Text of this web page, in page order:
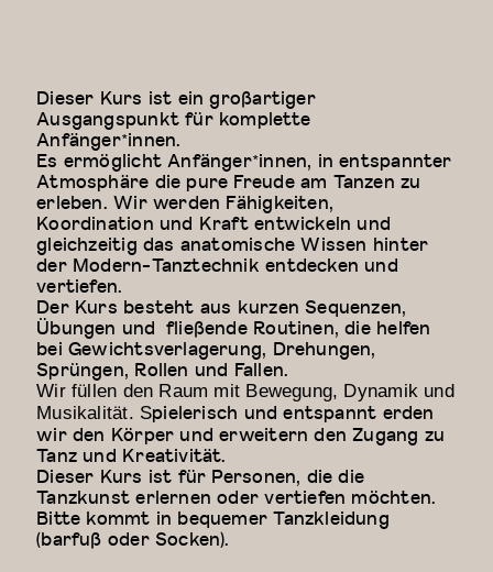
Dieser Kurs ist ein großartiger
Ausgangspunkt für komplette
Anfänger*innen.
Es ermöglicht Anfänger*innen, in entspannter
Atmosphäre die pure Freude am Tanzen zu
erleben. Wir werden Fähigkeiten,
Koordination und Kraft entwickeln und
gleichzeitig das anatomische Wissen hinter
der Modern-Tanztechnik entdecken und
vertiefen.
Der Kurs besteht aus kurzen Sequenzen,
Übungen und fließende Routinen, die helfen
bei Gewichtsverlagerung, Drehungen,
Sprüngen, Rollen und Fallen.
Wir füllen den Raum mit Bewegung, Dynamik und
Musikalität. Spielerisch und entspannt erden
wir den Körper und erweitern den Zugang zu
Tanz und Kreativität.
Dieser Kurs ist für Personen, die die
Tanzkunst erlernen oder vertiefen möchten.
Bitte kommt in bequemer Tanzkleidung
(barfuß oder Socken).